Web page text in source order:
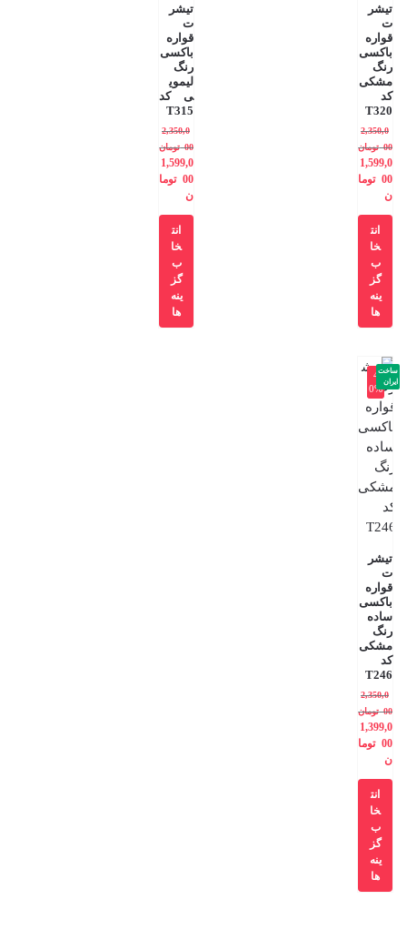
تیشر
ت
قواره
باکسی
رنگ
مشکی
کد
T320
2,350,0
00 تومان
1,599,0
00 توما
ن
انت
خا
ب
گز
ینه
ها
تیشر
ت
قواره
باکسی
رنگ
لیموی
ی کد
T315
2,350,0
00 تومان
1,599,0
00 توما
ن
انت
خا
ب
گز
ینه
ها
-4
0%
تیشر
ت
قواره
باکسی
ساده
رنگ
مشکی
کد
T246
2,350,0
00 تومان
1,399,0
00 توما
ن
ساخت
ایران
انت
خا
ب
گز
ینه
ها